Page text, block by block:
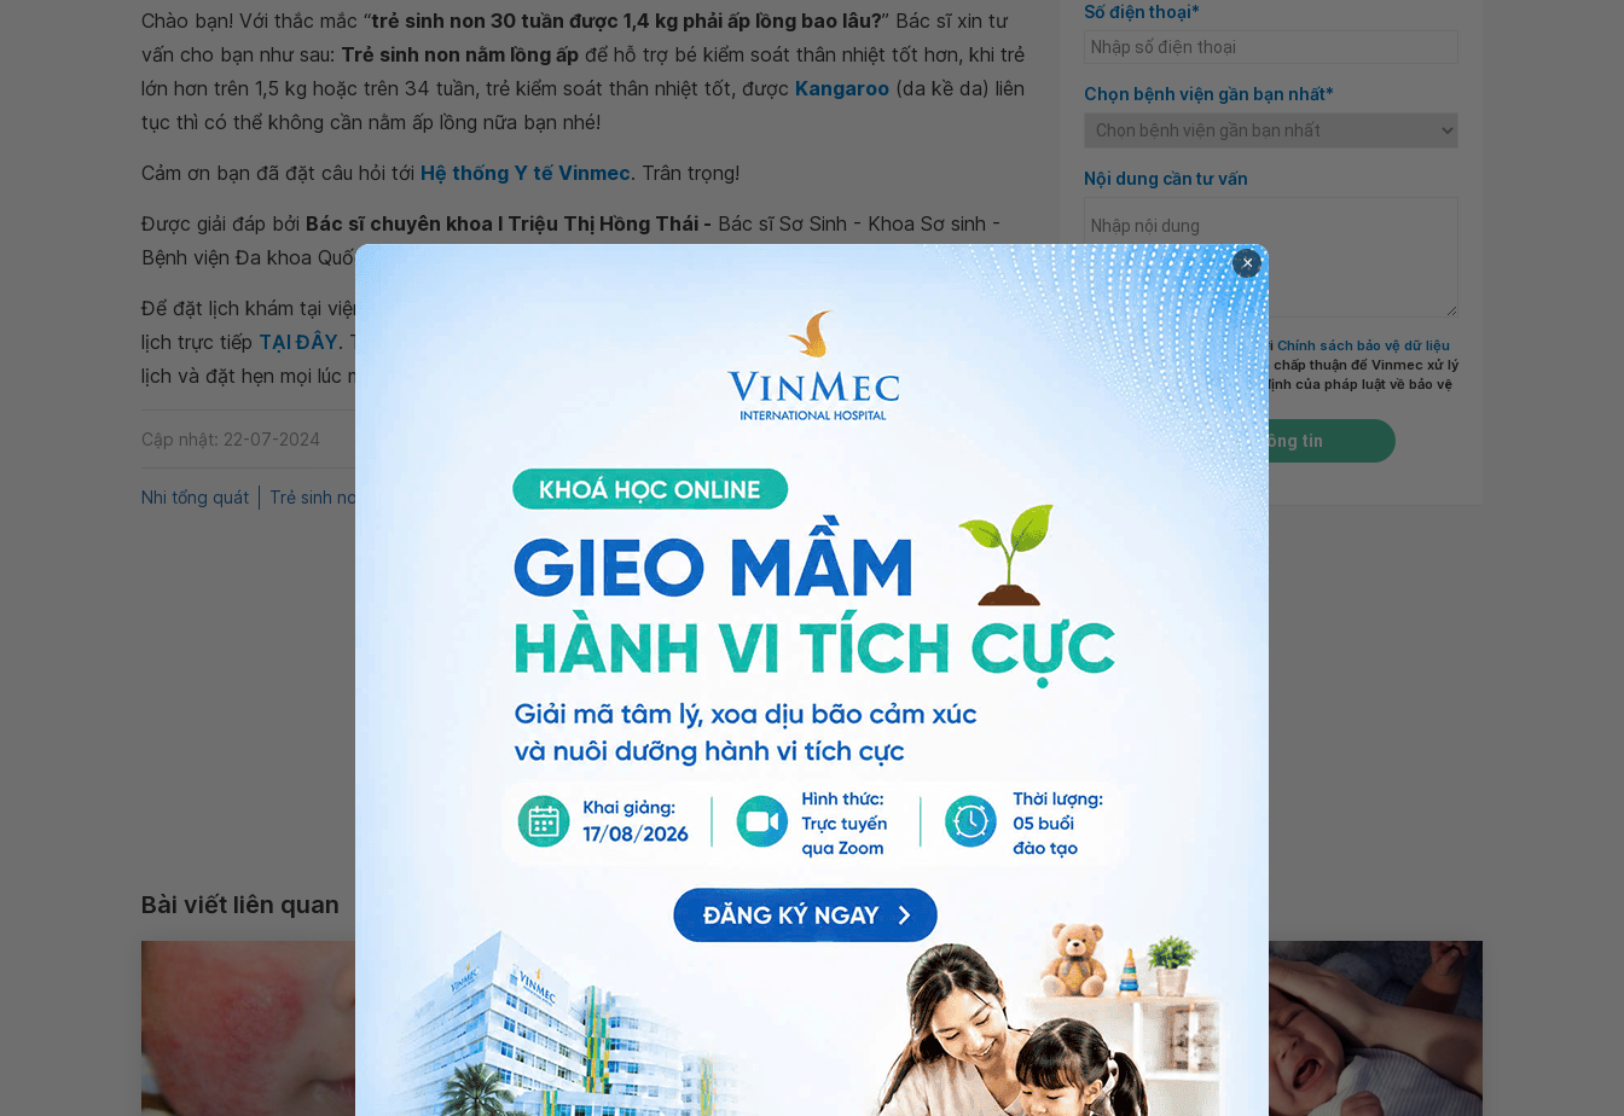
Chào bạn! Với thắc mắc “trẻ sinh non 30 tuần được 1,4 kg phải ấp lồng bao lâu?” Bác sĩ xin tư
vấn cho bạn như sau: Trẻ sinh non nằm lồng ấp để hỗ trợ bé kiểm soát thân nhiệt tốt hơn, khi trẻ
lớn hơn trên 1,5 kg hoặc trên 34 tuần, trẻ kiểm soát thân nhiệt tốt, được Kangaroo (da kề da) liên
tục thì có thể không cần nằm ấp lồng nữa bạn nhé!
Cảm ơn bạn đã đặt câu hỏi tới Hệ thống Y tế Vinmec. Trân trọng!
Được giải đáp bởi Bác sĩ chuyên khoa I Triệu Thị Hồng Thái - Bác sĩ Sơ Sinh - Khoa Sơ sinh -
Bệnh viện Đa khoa Quốc tế Vinmec Times City.
Để đặt lịch khám tại viện, Quý khách vui lòng bấm số GÓI DỊCH VỤ
lịch trực tiếp TẠI ĐÂY. Tải và đặt lịch khám tự động trên ứng dụng My Vinmec để quản lý, theo dõi
lịch và đặt hẹn mọi lúc mọi nơi ngay trên ứng dụng.
Cập nhật: 22-07-2024
Nhi tổng quát Trẻ sinh non nằm lồng ấp Nằm lồng ấp QnA Chăm sóc trẻ sinh non
Số điện thoại*
Chọn bệnh viện gần bạn nhất*
Nội dung cần tư vấn
Tôi đã đọc và đồng ý với Chính sách bảo vệ dữ liệu
cá nhân của Vinmecvà chấp thuận để Vinmec xử lý
DLCN của tôi theo quy định của pháp luật về bảo vệ
DLCN. *
Gửi thông tin
Bài viết liên quan
×